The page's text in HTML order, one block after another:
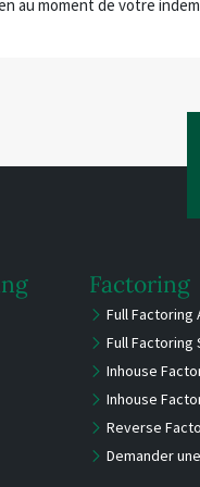
au moment de votre
Factoring
Full Factoring
Full Factoring
Inhouse
Inhouse
Reverse
Demander